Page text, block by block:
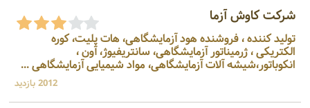
شرکت کاوش آزما
تولید کننده ، فروشنده هود آزمایشگاهی، هات پلیت، کوره
الکتریکی ، ژرمیناتور آزمایشگاهی، سانتریفیوژ، آون ،
انکوباتور،شیشه آلات آزمایشگاهی، مواد شیمیایی آزمایشگاهی ...
2012 بازدید